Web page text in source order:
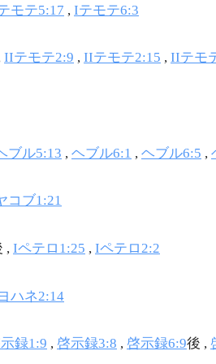
モテ5:17 , Iテモテ6:3
IIテモテ2:9 , IIテモテ2:15 , IIテモ
ブル5:13 , ヘブル6:1 , ヘブル6:5 ,
コブ1:21
, Iペテロ1:25 , Iペテロ2:2
ハネ2:14
録1:9 , 啓示録3:8 , 啓示録6:9後 ,